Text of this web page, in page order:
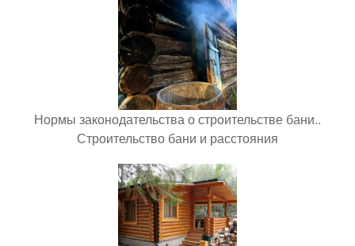
Нормы законодательства о строительстве бани..
Строительство бани и расстояния